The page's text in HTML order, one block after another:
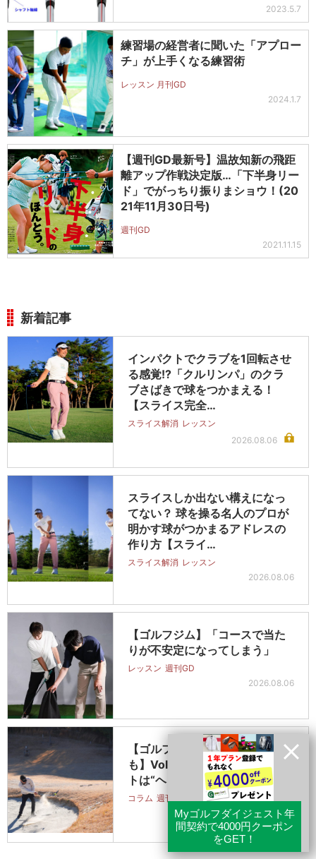
2023.5.7
練習場の経営者に聞いた「アプロー
チ」が上手くなる練習術
レッスン 月刊GD
2024.1.7
【週刊GD最新号】温故知新の飛距
離アップ作戦決定版…「下半身リー
ド」でがっちり振りまショウ！(20
21年11月30日号)
週刊GD
2021.11.15
新着記事
インパクトでクラブを1回転させ
る感覚!?「クルリンパ」のクラ
ブさばきで球をつかまえる！
【スライス完全…
スライス解消 レッスン
2026.08.06
スライスしか出ない構えになっ
てない？ 球を操る名人のプロが
明かす球がつかまるアドレスの
作り方【スライ…
スライス解消 レッスン
2026.08.06
【ゴルフジム】「コースで当た
りが不安定になってしまう」
レッスン 週刊GD
2026.08.06
【ゴルフはつづくよどこまで
も】Vol.286「バンカーショッ
トは“ヘッドを落とす”」
コラム 週刊GD
2026.08.06